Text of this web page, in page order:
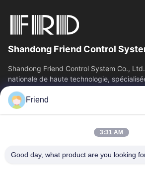
Shandong Friend Control
Shandong Friend Control System Co.,
nationale de haute technologie,
de R&D en...
Liens Rapides
A Propos
Visite D'usine
Contrôle
Friend
3:31 AM
Good day, what product are you looking